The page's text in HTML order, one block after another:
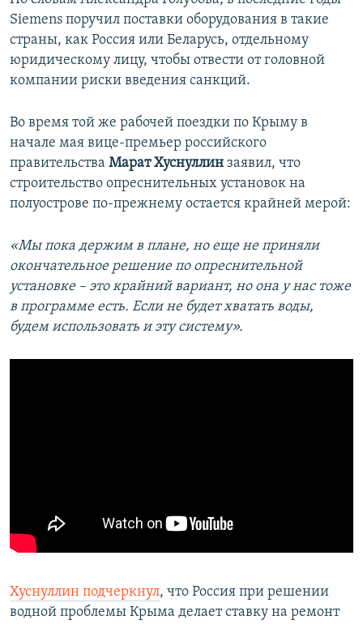
Siemens поручил поставки оборудования в такие
страны, как Россия или Беларусь, отдельному
юридическому лицу, чтобы отвести от головной
компании риски введения санкций.
Во время той же рабочей поездки по Крыму в
начале мая вице-премьер российского
правительства Марат Хуснуллин заявил, что
строительство опреснительных установок на
полуострове по-прежнему остается крайней мерой:
«Мы пока держим в плане, но еще не приняли
окончательное решение по опреснительной
установке – это крайний вариант, но она у нас тоже
в программе есть. Если не будет хватать воды,
будем использовать и эту систему».
Хуснуллин подчеркнул, что Россия при решении
водной проблемы Крыма делает ставку на ремонт